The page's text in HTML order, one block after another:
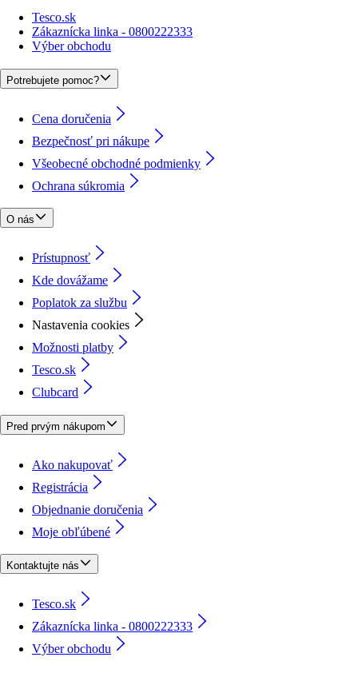
Tesco.sk
Zákaznícka linka - 0800222333
Výber obchodu
Potrebujete pomoc?
Cena doručenia
Bezpečnosť pri nákupe
Všeobecné obchodné podmienky
Ochrana súkromia
O nás
Prístupnosť
Kde dovážame
Poplatok za službu
Nastavenia cookies
Možnosti platby
Tesco.sk
Clubcard
Pred prvým nákupom
Ako nakupovať
Registrácia
Objednanie doručenia
Moje obľúbené
Kontaktujte nás
Tesco.sk
Zákaznícka linka - 0800222333
Výber obchodu